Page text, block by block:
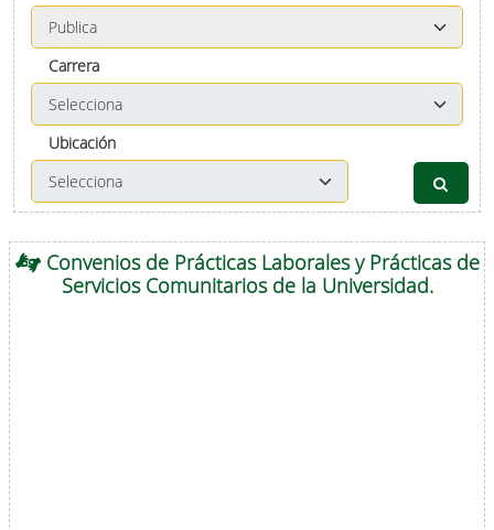
Carrera
Ubicación
Convenios de Prácticas Laborales y Prácticas de
Servicios Comunitarios de la Universidad.